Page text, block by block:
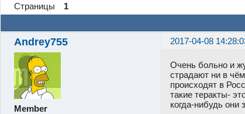
Страницы 1
Andrey755 2017-04-08
Member
Очень больно и
страдают ни в
происходят в
такие теракты-
когда-нибудь они